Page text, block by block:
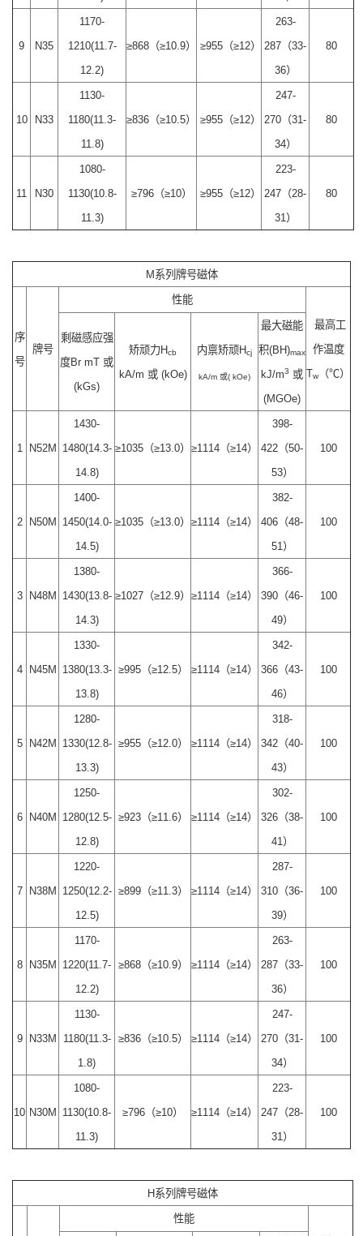
9 N35
1170-
1210(11.7-
12.2)
≥868（≥10.9） ≥955（≥12）
263-
287（33-
36）
80
10 N33
1130-
1180(11.3-
11.8)
≥836（≥10.5） ≥955（≥12）
247-
270（31-
34）
80
11 N30
1080-
1130(10.8-
11.3)
≥796（≥10） ≥955（≥12）
223-
247（28-
31）
80
M系列牌号磁体
序
号
牌号
性能
最高工
作温度
Tw （℃）
剩磁感应强
度Br mT 或
(kGs)
矫顽力Hcb
kA/m 或 (kOe)
内禀矫顽Hcj
kA/m 或( kOe)
最大磁能
积(BH)max
kJ/m3 或
(MGOe)
1 N52M
1430-
1480(14.3-
14.8)
≥1035（≥13.0） ≥1114（≥14）
398-
422（50-
53）
100
2 N50M
1400-
1450(14.0-
14.5)
≥1035（≥13.0） ≥1114（≥14）
382-
406（48-
51）
100
3 N48M
1380-
1430(13.8-
14.3)
≥1027（≥12.9） ≥1114（≥14）
366-
390（46-
49）
100
4 N45M
1330-
1380(13.3-
13.8)
≥995（≥12.5） ≥1114（≥14）
342-
366（43-
46）
100
5 N42M
1280-
1330(12.8-
13.3)
≥955（≥12.0） ≥1114（≥14）
318-
342（40-
43）
100
6 N40M
1250-
1280(12.5-
12.8)
≥923（≥11.6） ≥1114（≥14）
302-
326（38-
41）
100
7 N38M
1220-
1250(12.2-
12.5)
≥899（≥11.3） ≥1114（≥14）
287-
310（36-
39）
100
8 N35M
1170-
1220(11.7-
12.2)
≥868（≥10.9） ≥1114（≥14）
263-
287（33-
36）
100
9 N33M
1130-
1180(11.3-
1.8)
≥836（≥10.5） ≥1114（≥14）
247-
270（31-
34）
100
10 N30M
1080-
1130(10.8-
11.3)
≥796（≥10） ≥1114（≥14）
223-
247（28-
31）
100
H系列牌号磁体
性能